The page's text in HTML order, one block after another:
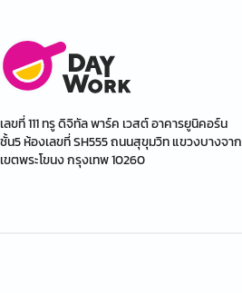
เลขที่ 111 ทรู ดิจิทัล พาร์ค เวสต์ อาคารยูนิคอร์น
ชั้น5 ห้องเลขที่ SH555 ถนนสุขุมวิท แขวงบางจาก
เขตพระโขนง กรุงเทพ 10260